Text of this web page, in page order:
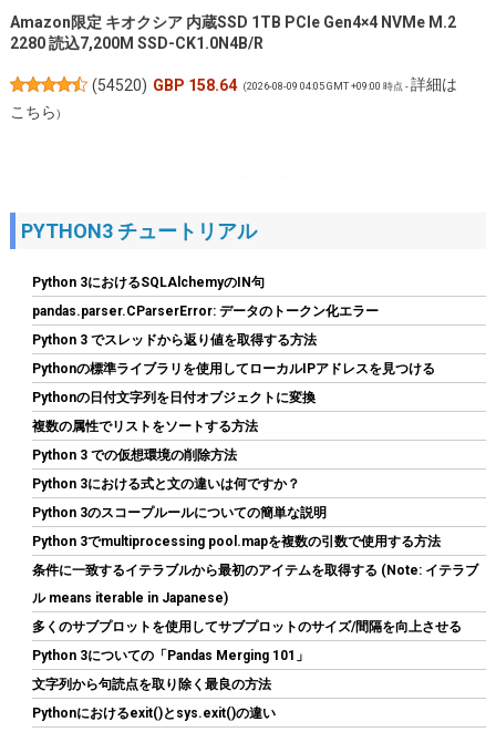
Amazon限定 キオクシア 内蔵SSD 1TB PCIe Gen4×4 NVMe M.2
2280 読込7,200M SSD-CK1.0N4B/R
(54520) GBP 158.64 (2026-08-09 04:05 GMT +09:00 時点 -詳細は
こちら)
玄人志向 電源ユニット 850W ATX 電源 80 PLUS ゴールド PC電源
フルプラグイン KRPW-GS850W/90+
(54217) GBP 48.49 (2026-08-09 04:05 GMT +09:00 時点 -詳細はこ
ちら)
Crucial(クルーシャル) PRO (マイクロン製) デスクトップ用メモリ
16GBX2枚 DDR4-3200 メーカー制限付無期限保証
CP2K16G4DFRA32A【国内正規代理店品】
PYTHON3 チュートリアル
Python 3におけるSQLAlchemyのIN句
pandas.parser.CParserError: データのトークン化エラー
Python 3 でスレッドから返り値を取得する方法
Pythonの標準ライブラリを使用してローカルIPアドレスを見つける
Pythonの日付文字列を日付オブジェクトに変換
複数の属性でリストをソートする方法
Python 3 での仮想環境の削除方法
Python 3における式と文の違いは何ですか？
Python 3のスコープルールについての簡単な説明
Python 3でmultiprocessing pool.mapを複数の引数で使用する方法
条件に一致するイテラブルから最初のアイテムを取得する (Note: イテラブ
ル means iterable in Japanese)
多くのサブプロットを使用してサブプロットのサイズ/間隔を向上させる
Python 3についての「Pandas Merging 101」
文字列から句読点を取り除く最良の方法
Pythonにおけるexit()とsys.exit()の違い